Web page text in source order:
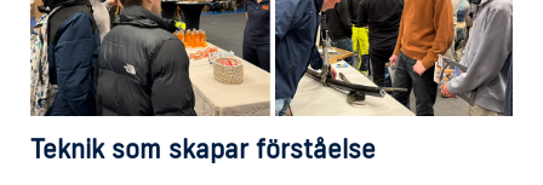
Teknik som skapar förståelse